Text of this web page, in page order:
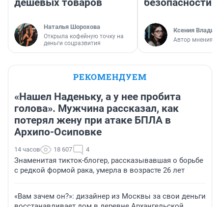
дешевых товаров
Наталья Шорохова
Открыла кофейную точку на
деньги соцразвития
безопасности
Ксения
Автор мнения
РЕКОМЕНДУЕМ
«Нашел Наденьку, а у нее пробита
голова». Мужчина рассказал, как
потерял жену при атаке БПЛА в
Архипо-Осиповке
14 часов 18 607 4
Знаменитая тикток-блогер, рассказывавшая о борьбе
с редкой формой рака, умерла в возрасте 26 лет
«Вам зачем он?»: дизайнер из Москвы за свои деньги